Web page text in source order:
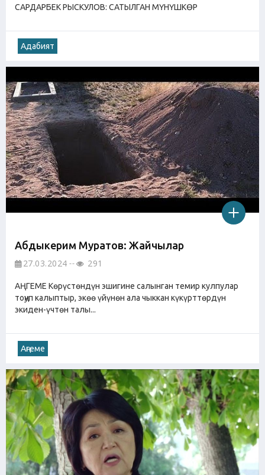
САРДАРБЕК РЫСКУЛОВ: САТЫЛГАН МҮНҮШКӨР
Адабият
Абдыкерим Муратов: Жайчылар
27.03.2024 291
АҢГЕМЕ Көрүстөндүн эшигине салынган темир кулпулар
тоңуп калыптыр, экөө үйүнөн ала чыккан күкүрттөрдүн
экиден-үчтөн талы...
Аңгеме